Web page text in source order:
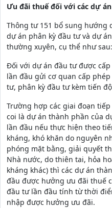
Ưu đãi thuế đối với các dự
Thông tư 151 bổ sung hướng
dự án phân kỳ đầu tư và dự
thường xuyên, cụ thể như sau:
Đối với dự án đầu tư được
lần đầu gửi cơ quan cấp
tư, phân kỳ đầu tư kèm tiến
Trường hợp các giai đoạn
coi là dự án thành phần của
lần đầu nếu thực hiện theo
kháng, khó khăn do nguyên
phóng mặt bằng, giải quyết
Nhà nước, do thiên tai, hỏa
kháng khác) thì các dự án
đầu được hưởng ưu đãi thuế
đầu tư lần đầu tính từ thời
nhập được hưởng ưu đãi.